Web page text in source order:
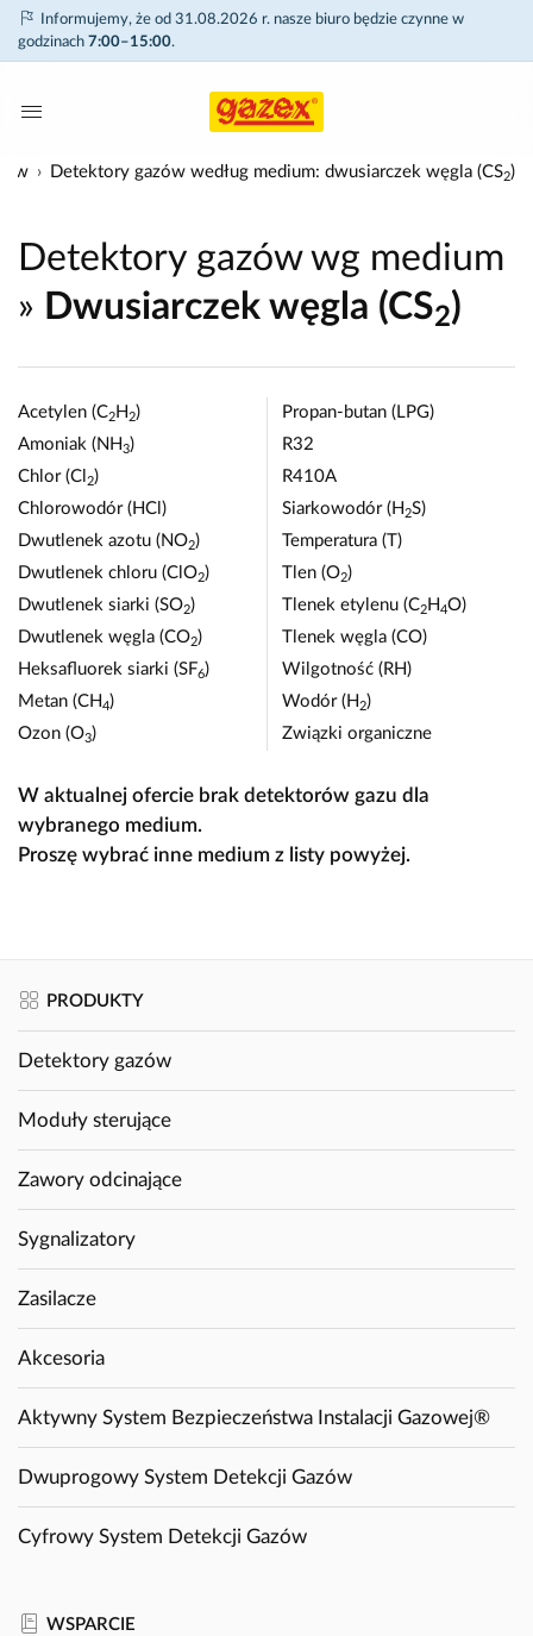
Informujemy, że od 31.08.2026 r. nasze biuro będzie czynne w
godzinach 7:00–15:00.
Detektory gazów według medium: dwusiarczek węgla (CS2)
Detektory gazów wg medium
» Dwusiarczek węgla (CS2)
Acetylen (C2H 2)
Amoniak (NH3)
Chlor (Cl 2)
Chlorowodór (HCl)
Dwutlenek azotu (NO2)
Dwutlenek chloru (ClO2)
Dwutlenek siarki (SO2)
Dwutlenek węgla (CO2)
Heksafluorek siarki (SF6)
Metan (CH4)
Ozon (O3)
Propan-butan (LPG)
R32
R410A
Siarkowodór (H 2S)
Temperatura (T)
Tlen (O2)
Tlenek etylenu (C2H4O)
Tlenek węgla (CO)
Wilgotność (RH)
Wodór (H 2)
Związki organiczne
W aktualnej ofercie brak detektorów gazu dla
wybranego medium.
Proszę wybrać inne medium z listy powyżej.
PRODUKTY
Detektory gazów
Moduły sterujące
Zawory odcinające
Sygnalizatory
Zasilacze
Akcesoria
Aktywny System Bezpieczeństwa Instalacji Gazowej®
Dwuprogowy System Detekcji Gazów
Cyfrowy System Detekcji Gazów
WSPARCIE